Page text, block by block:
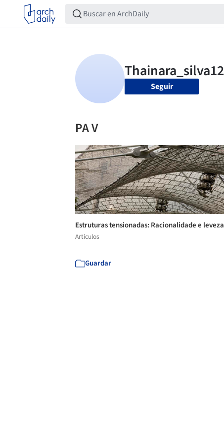
Seguir
PA V
Estruturas tensionadas: Racionalidade e leveza
Artículos
Guardar